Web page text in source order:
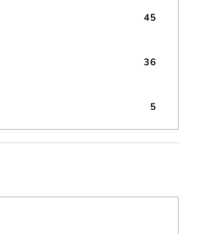
45
36
5